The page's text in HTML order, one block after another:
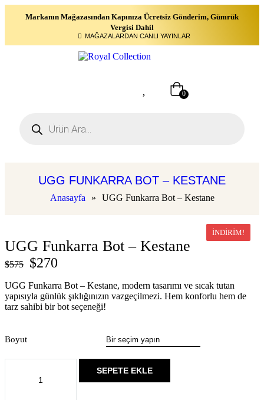
Markanın Mağazasından Kapınıza Ücretsiz Gönderim, Gümrük
Vergisi Dahil
MAĞAZALARDAN CANLI YAYINLAR
0
UGG FUNKARRA BOT – KESTANE
Anasayfa » UGG Funkarra Bot – Kestane
İNDIRIM!
UGG Funkarra Bot – Kestane
$575 $270
UGG Funkarra Bot – Kestane, modern tasarımı ve sıcak tutan
yapısıyla günlük şıklığınızın vazgeçilmezi. Hem konforlu hem de
tarz sahibi bir bot seçeneği!
Boyut
SEPETE EKLE